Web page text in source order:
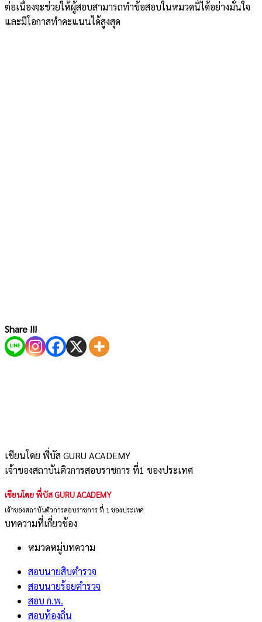
ต่อเนื่องจะช่วยให้ผู้สอบสามารถทำข้อสอบในหมวดนี้ได้อย่างมั่นใจ
และมีโอกาสทำคะแนนได้สูงสุด
Share !!!
เขียนโดย พี่บัส GURU ACADEMY
เจ้าของสถาบันติวการสอบราชการ ที่1 ของประเทศ
เขียนโดย พี่บัส GURU ACADEMY
เจ้าของสถาบันติวการสอบราชการ ที่ 1 ของประเทศ
บทความที่เกี่ยวข้อง
หมวดหมู่บทความ
สอบนายสิบตำรวจ
สอบนายร้อยตำรวจ
สอบ ก.พ.
สอบท้องถิ่น